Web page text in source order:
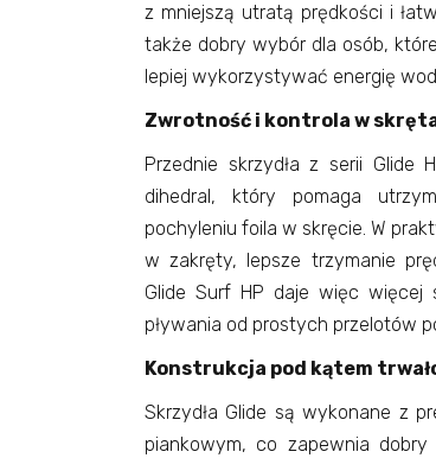
z mniejszą utratą prędkości i
także dobry wybór dla osób,
lepiej wykorzystywać energię
Zwrotność i kontrola w
Przednie skrzydła z serii Glide
dihedral, który pomaga
pochyleniu foila w skręcie. W
w zakręty, lepsze trzymanie
Glide Surf HP daje więc
pływania od prostych przelotów
Konstrukcja pod kątem
Skrzydła Glide są wykonane z
piankowym, co zapewnia